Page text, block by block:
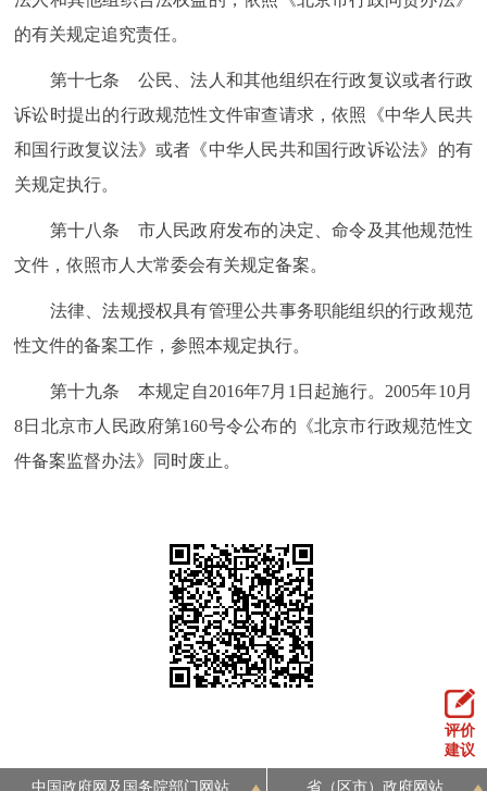
的有关规定追究责任。
第十七条 公民、法人和其他组织在行政复议或者行政
诉讼时提出的行政规范性文件审查请求，依照《中华人民共
和国行政复议法》或者《中华人民共和国行政诉讼法》的有
关规定执行。
第十八条 市人民政府发布的决定、命令及其他规范性
文件，依照市人大常委会有关规定备案。
法律、法规授权具有管理公共事务职能组织的行政规范
性文件的备案工作，参照本规定执行。
第十九条 本规定自2016年7月1日起施行。2005年10月
8日北京市人民政府第160号令公布的《北京市行政规范性文
件备案监督办法》同时废止。
评价
建议
中国政府网及国务院部门网站 省（区市）政府网站